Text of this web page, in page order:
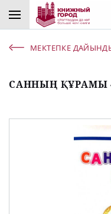
МЕКТЕПКЕ
САННЫҢ ҚҰРАМЫ